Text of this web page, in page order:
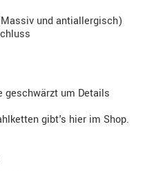
und antiallergisch)
geschwärzt um Details
gibt's hier im Shop.